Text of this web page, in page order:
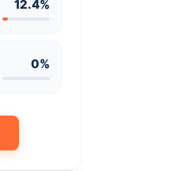
12.4%
0%